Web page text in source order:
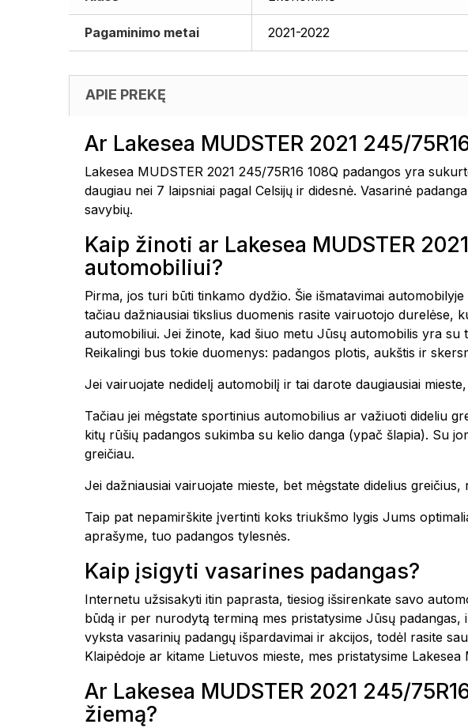
Pagaminimo metai 2021-2022
APIE PREKĘ
Ar Lakesea MUDSTER 2021 245/
Lakesea MUDSTER 2021 245/75R16 108Q padangos yra
daugiau nei 7 laipsniai pagal Celsijų ir didesnė. Vasarinė
savybių.
Kaip žinoti ar Lakesea MUDSTER
automobiliui?
Pirma, jos turi būti tinkamo dydžio. Šie išmatavimai
tačiau dažniausiai tikslius duomenis rasite vairuotojo
automobiliui. Jei žinote, kad šiuo metu Jūsų automobilis yra
Reikalingi bus tokie duomenys: padangos plotis, aukštis ir
Jei vairuojate nedidelį automobilį ir tai darote daugiausiai
Tačiau jei mėgstate sportinius automobilius ar važiuoti dideliu
kitų rūšių padangos sukimba su kelio danga (ypač šlapia). Su
greičiau.
Jei dažniausiai vairuojate mieste, bet mėgstate didelius
Taip pat nepamirškite įvertinti koks triukšmo lygis Jums
aprašyme, tuo padangos tylesnės.
Kaip įsigyti vasarines padangas?
Internetu užsisakyti itin paprasta, tiesiog išsirenkate savo
būdą ir per nurodytą terminą mes pristatysime Jūsų
vyksta vasarinių padangų išpardavimai ir akcijos, todėl rasite
Klaipėdoje ar kitame Lietuvos mieste, mes pristatysime
Ar Lakesea MUDSTER 2021 245/
žiemą?